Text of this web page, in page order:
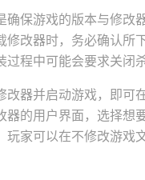
确保游戏的版本与修改
修改器时，务必确认所
程中可能会要求关闭
改器并启动游戏，即可
器的用户界面，选择想
玩家可以在不修改游戏